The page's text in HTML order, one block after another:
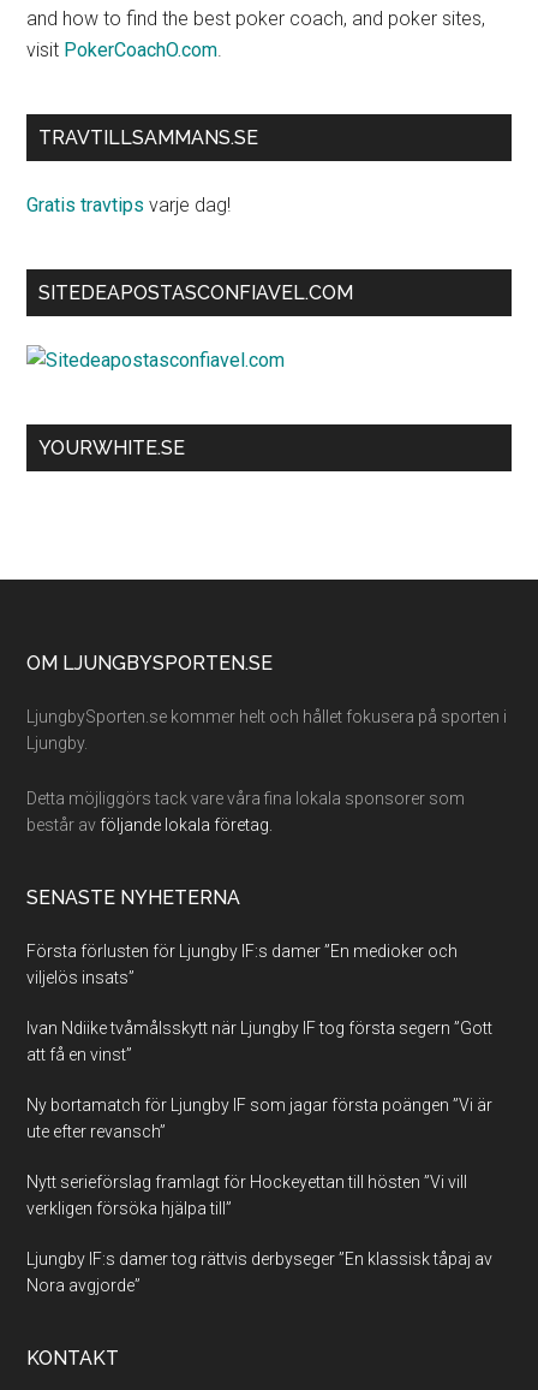
and how to find the best poker coach, and poker sites,
visit PokerCoachO.com.
TRAVTILLSAMMANS.SE
Gratis travtips varje dag!
SITEDEAPOSTASCONFIAVEL.COM
YOURWHITE.SE
Footer
OM LJUNGBYSPORTEN.SE
LjungbySporten.se kommer helt och hållet fokusera på sporten i
Ljungby.
Detta möjliggörs tack vare våra fina lokala sponsorer som
består av följande lokala företag.
SENASTE NYHETERNA
Första förlusten för Ljungby IF:s damer ”En medioker och
viljelös insats”
Ivan Ndiike tvåmålsskytt när Ljungby IF tog första segern ”Gott
att få en vinst”
Ny bortamatch för Ljungby IF som jagar första poängen ”Vi är
ute efter revansch”
Nytt serieförslag framlagt för Hockeyettan till hösten ”Vi vill
verkligen försöka hjälpa till”
Ljungby IF:s damer tog rättvis derbyseger ”En klassisk tåpaj av
Nora avgjorde”
KONTAKT